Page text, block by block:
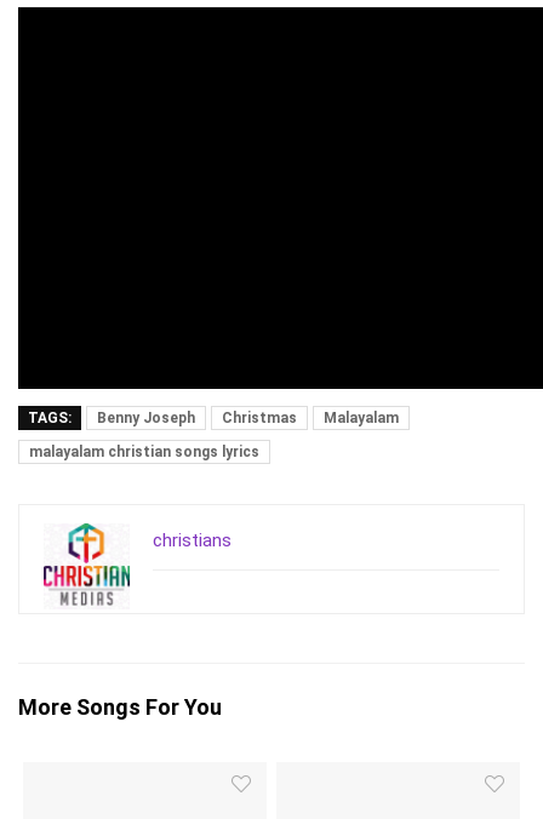
TAGS: Benny Joseph Christmas
Malayalam
malayalam christian songs lyrics
christians
More Songs For You